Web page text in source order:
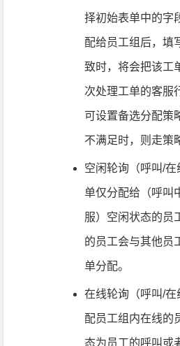
择初始表单中的字
配给员工组后，填
致时，将会把该工
次处理工单的客服
可设置备选分配策
不满足时，则走策
空闲轮询（呼叫/在
单仅分配给（呼叫
服）空闲状态的员
的员工会与其他员
单分配。
在线轮询（呼叫/在
配员工组内在线的
态为员工的呼叫或